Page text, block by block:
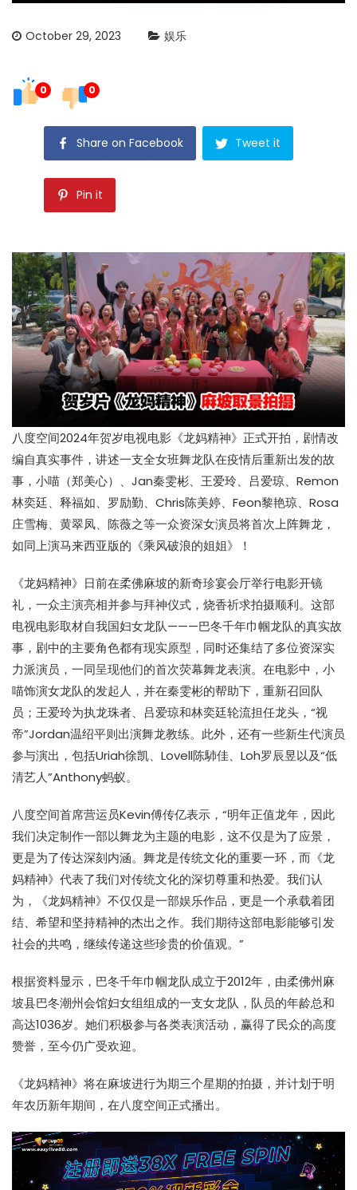
October 29, 2023 娱乐
0 0
Share on Facebook Tweet it
Pin it
八度空间2024年贺岁电视电影《龙妈精神》正式开拍，剧情改
编自真实事件，讲述一支全女班舞龙队在疫情后重新出发的故
事，小喵（郑美心）、Jan秦雯彬、王爱玲、吕爱琼、Remon
林奕廷、释福如、罗励勤、Chris陈美婷、Feon黎艳琼、Rosa
庄雪梅、黄翠凤、陈薇之等一众资深女演员将首次上阵舞龙，
如同上演马来西亚版的《乘风破浪的姐姐》！
《龙妈精神》日前在柔佛麻坡的新奇珍宴会厅举行电影开镜
礼，一众主演亮相并参与拜神仪式，烧香祈求拍摄顺利。这部
电视电影取材自我国妇女龙队———巴冬千年巾帼龙队的真实故
事，剧中的主要角色都有现实原型，同时还集结了多位资深实
力派演员，一同呈现他们的首次荧幕舞龙表演。在电影中，小
喵饰演女龙队的发起人，并在秦雯彬的帮助下，重新召回队
员；王爱玲为执龙珠者、吕爱琼和林奕廷轮流担任龙头，“视
帝”Jordan温绍平则出演舞龙教练。此外，还有一些新生代演员
参与演出，包括Uriah徐凯、Lovell陈馷佳、Loh罗辰昱以及“低
清艺人”Anthony蚂蚁。
八度空间首席营运员Kevin傅传亿表示，“明年正值龙年，因此
我们决定制作一部以舞龙为主题的电影，这不仅是为了应景，
更是为了传达深刻内涵。舞龙是传统文化的重要一环，而《龙
妈精神》代表了我们对传统文化的深切尊重和热爱。我们认
为，《龙妈精神》不仅仅是一部娱乐作品，更是一个承载着团
结、希望和坚持精神的杰出之作。我们期待这部电影能够引发
社会的共鸣，继续传递这些珍贵的价值观。”
根据资料显示，巴冬千年巾帼龙队成立于2012年，由柔佛州麻
坡县巴冬潮州会馆妇女组组成的一支女龙队，队员的年龄总和
高达1036岁。她们积极参与各类表演活动，赢得了民众的高度
赞誉，至今仍广受欢迎。
《龙妈精神》将在麻坡进行为期三个星期的拍摄，并计划于明
年农历新年期间，在八度空间正式播出。